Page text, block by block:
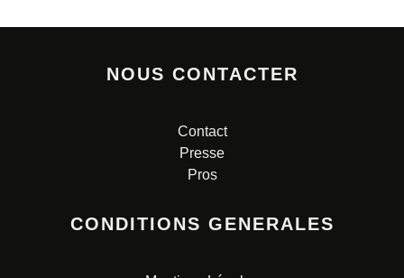
NOUS CONTACTER
Contact
Presse
Pros
CONDITIONS GENERALES